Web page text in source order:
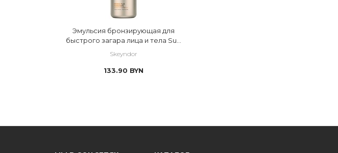
Эмульсия бронзирующая для
быстрого загара лица и тела Sun
Skeyndor
133.90 BYN